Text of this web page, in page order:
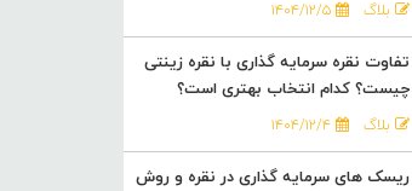
بلاگ ۱۴۰۴/۱۲/۵
تفاوت نقره سرمایه گذاری با نقره زینتی
چیست؟ کدام انتخاب بهتری است؟
بلاگ ۱۴۰۴/۱۲/۴
ریسک های سرمایه گذاری در نقره و روش